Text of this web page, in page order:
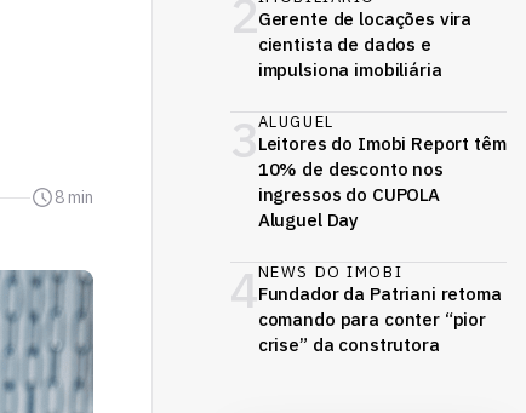
8 min
2Gerente de locações vira
cientista de dados e
impulsiona imobiliária
3ALUGUEL
Leitores do Imobi Report têm
10% de desconto nos
ingressos do CUPOLA
Aluguel Day
4NEWS DO IMOBI
Fundador da Patriani retoma
comando para conter “pior
crise” da construtora